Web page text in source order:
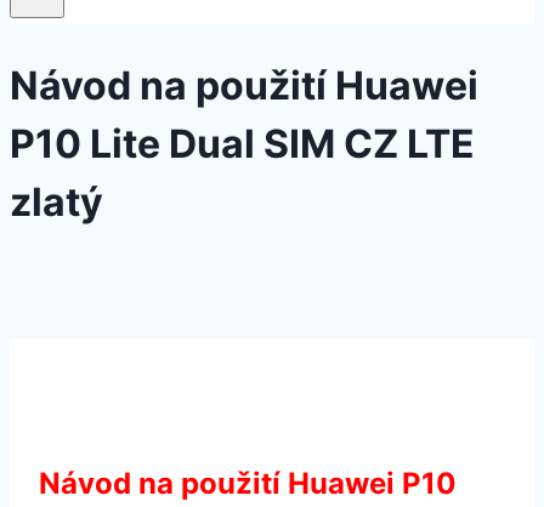
Návod na použití Huawei
P10 Lite Dual SIM CZ LTE
zlatý
Návod na použití Huawei P10